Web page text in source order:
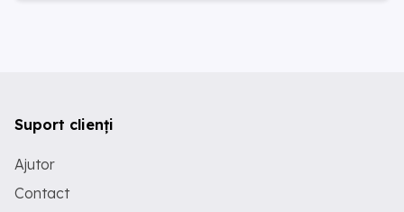
Suport clienți
Ajutor
Contact